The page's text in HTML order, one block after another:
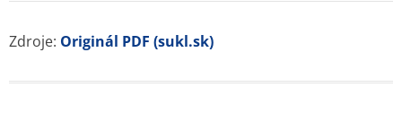
Zdroje: Originál PDF (sukl.sk)